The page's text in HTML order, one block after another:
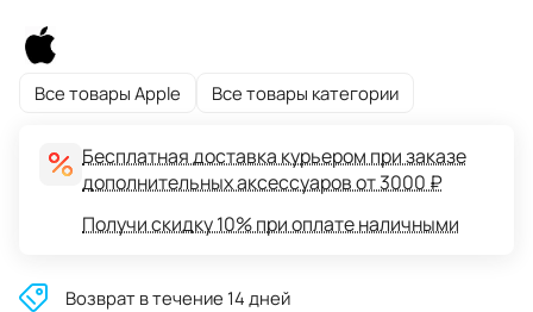
Все товары Apple Все товары категории
Бесплатная доставка курьером при заказе
дополнительных аксессуаров от 3000 ₽
Получи скидку 10% при оплате наличными
Возврат в течение 14 дней